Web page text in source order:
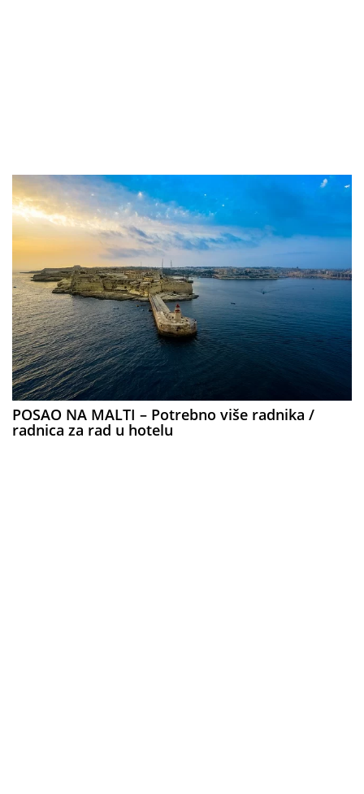
POSAO NA MALTI – Potrebno više radnika /
radnica za rad u hotelu